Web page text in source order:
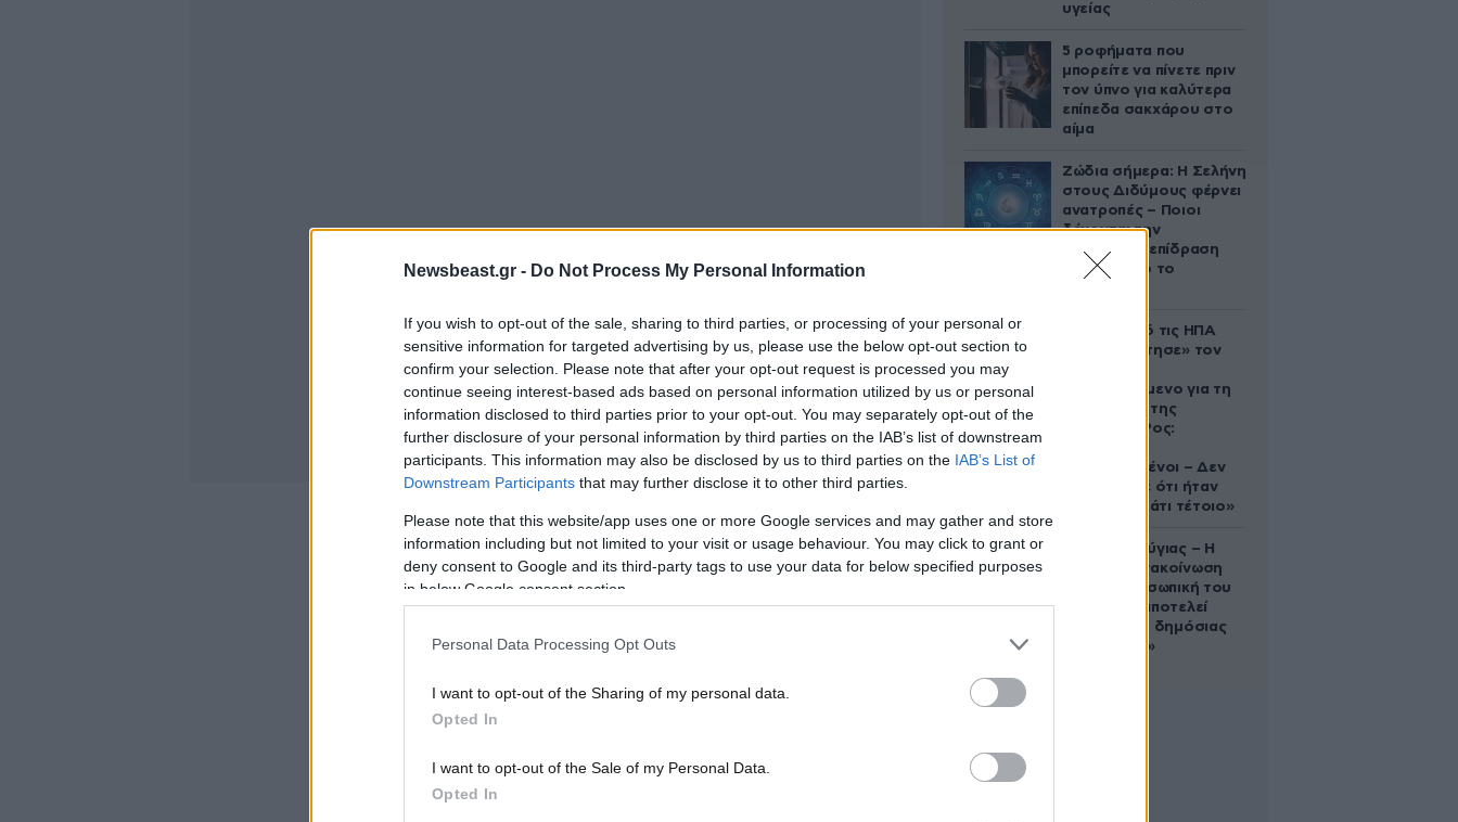
Newsbeast.gr - Do Not Process My Personal Information
If you wish to opt-out of the sale, sharing to third parties, or processing of your personal or
sensitive information for targeted advertising by us, please use the below opt-out section to
confirm your selection. Please note that after your opt-out request is processed you may
continue seeing interest-based ads based on personal information utilized by us or personal
information disclosed to third parties prior to your opt-out. You may separately opt-out of the
further disclosure of your personal information by third parties on the IAB’s list of downstream
participants. This information may also be disclosed by us to third parties on the IAB’s List of
Downstream Participants that may further disclose it to other third parties.
Please note that this website/app uses one or more Google services and may gather and store
information including but not limited to your visit or usage behaviour. You may click to grant or
deny consent to Google and its third-party tags to use your data for below specified purposes
in below Google consent section.
Personal Data Processing Opt Outs
I want to opt-out of the Sharing of my personal data.
Opted In
I want to opt-out of the Sale of my Personal Data.
Opted In
υγείας
5 ροφήματα που
μπορείτε να πίνετε πριν
τον ύπνο για καλύτερα
επίπεδα σακχάρου στο
αίμα
Ζώδια σήμερα: Η Σελήνη
στους Διδύμους φέρνει
ανατροπές – Ποιοι
δέχονται την
ευεργετική επίδραση
του Δία από το
Ζευγάρι από τις ΗΠΑ
που «υιοθέτησε» τον
κατηγορούμενο για τη
δολοφονία της
Ελίζαμπεθ Ρος:
συντετριμμένοι – Δεν
έδειξε ποτέ ότι ήταν
ικανός για κάτι τέτοιο»
Χρίστος Κούγιας – Η
αυστηρή ανακοίνωση
για την προσωπική του
ζωή: «Δεν αποτελεί
αντικείμενο δημόσιας
συζήτησης»